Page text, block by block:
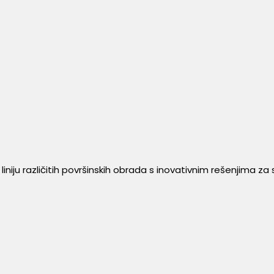
različitih površinskih obrada s inovativnim rešenjima za